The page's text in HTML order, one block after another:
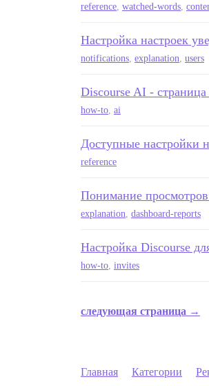
reference, watched-words,
Настройка настроек
notifications, explanation, users
Discourse AI -
how-to, ai
Доступные настройки
reference
Понимание просмотров
explanation, dashboard-reports
Настройка Discourse
how-to, invites
следующая страница →
Главная Категории